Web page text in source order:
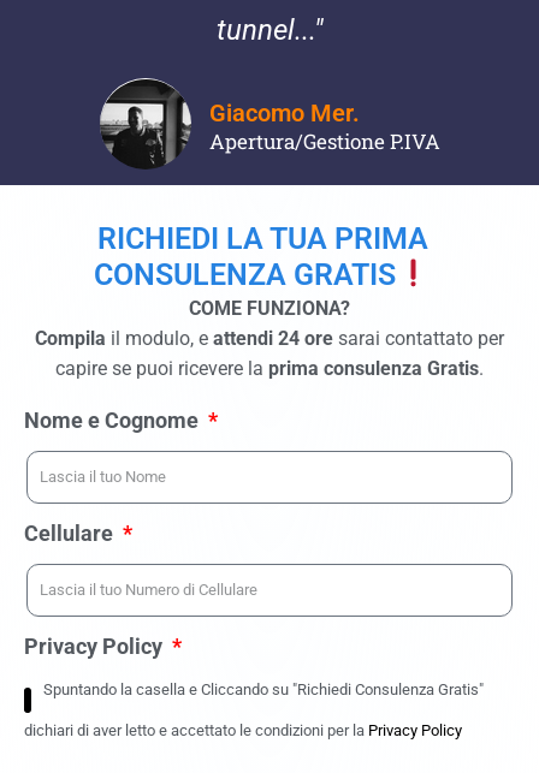
tunnel..."
Giacomo Mer.
Apertura/Gestione P.IVA
RICHIEDI LA TUA PRIMA
CONSULENZA GRATIS
COME FUNZIONA?
Compila il modulo, e attendi 24 ore sarai contattato per
capire se puoi ricevere la prima consulenza Gratis.
Nome e Cognome
Cellulare
Privacy Policy
Spuntando la casella e Cliccando su "Richiedi Consulenza Gratis"
dichiari di aver letto e accettato le condizioni per la Privacy Policy